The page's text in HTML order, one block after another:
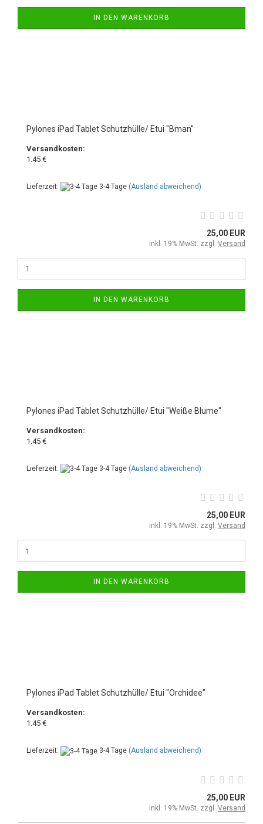
IN DEN WARENKORB
Pylones iPad Tablet Schutzhülle/ Etui "Bman"
Versandkosten:
1.45 €
Lieferzeit: 3-4 Tage (Ausland abweichend)
25,00 EUR
inkl. 19% MwSt. zzgl. Versand
IN DEN WARENKORB
Pylones iPad Tablet Schutzhülle/ Etui "Weiße Blume"
Versandkosten:
1.45 €
Lieferzeit: 3-4 Tage (Ausland abweichend)
25,00 EUR
inkl. 19% MwSt. zzgl. Versand
IN DEN WARENKORB
Pylones iPad Tablet Schutzhülle/ Etui "Orchidee"
Versandkosten:
1.45 €
Lieferzeit: 3-4 Tage (Ausland abweichend)
25,00 EUR
inkl. 19% MwSt. zzgl. Versand